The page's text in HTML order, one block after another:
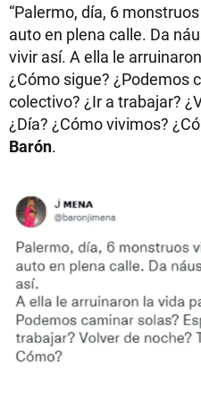
“Palermo, día, 6
auto en plena calle. Da
vivir así. A ella le
¿Cómo sigue? ¿Podemos
colectivo? ¿Ir a trabajar?
¿Día? ¿Cómo vivimos?
Barón.